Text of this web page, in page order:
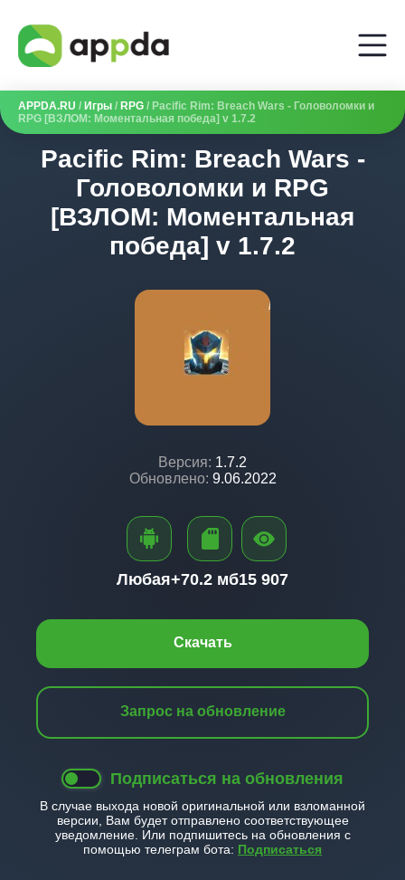
APPDA.RU / Игры / RPG / Pacific Rim: Breach Wars - Головоломки и
RPG [ВЗЛОМ: Моментальная победа] v 1.7.2
Pacific Rim: Breach Wars -
Головоломки и RPG
[ВЗЛОМ: Моментальная
победа] v 1.7.2
Версия: 1.7.2
Обновлено: 9.06.2022
Скачать
Запрос на обновление
Подписаться на обновления
В случае выхода новой оригинальной или взломанной
версии, Вам будет отправлено соответствующее
уведомление. Или подпишитесь на обновления с
помощью телеграм бота: Подписаться
Любая+70.2 мб15 907